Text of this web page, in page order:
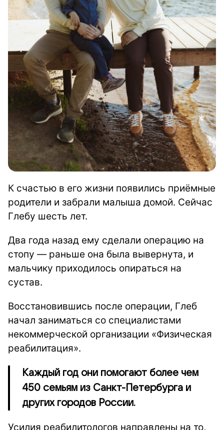
К счастью в его жизни появились приёмные
родители и забрали малыша домой. Сейчас
Глебу шесть лет.
Два года назад ему сделали операцию на
стопу — раньше она была вывернута, и
мальчику приходилось опираться на
сустав.
Восстановившись после операции, Глеб
начал заниматься со специалистами
некоммерческой организации «Физическая
реабилитация».
Каждый год они помогают более чем
450 семьям из Санкт-Петербурга и
других городов России.
Усилия реабилитологов направлены на то,